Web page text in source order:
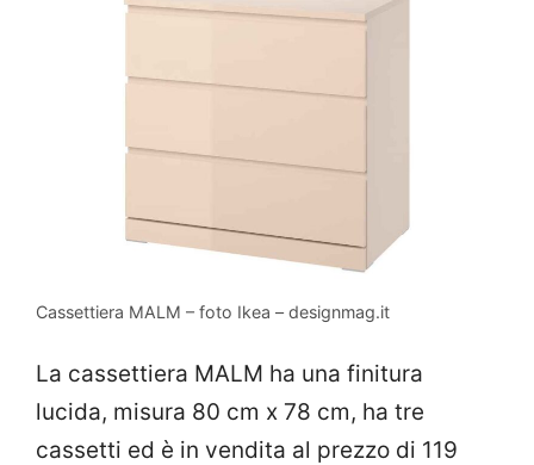
Cassettiera MALM – foto Ikea – designmag.it
La cassettiera MALM ha una finitura
lucida, misura 80 cm x 78 cm, ha tre
cassetti ed è in vendita al prezzo di 119